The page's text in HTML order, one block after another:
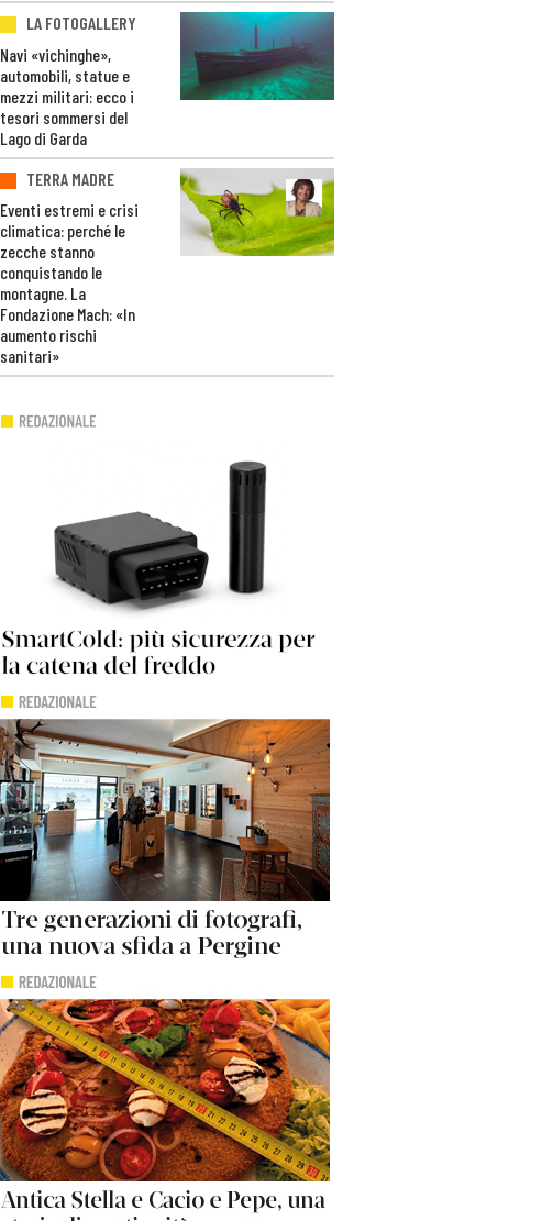
>
LA FOTOGALLERY
Navi «vichinghe»,
automobili, statue e
mezzi militari: ecco i
tesori sommersi del
Lago di Garda
TERRA MADRE
Eventi estremi e crisi
climatica: perché le
zecche stanno
conquistando le
montagne. La
Fondazione Mach: «In
aumento rischi
sanitari»